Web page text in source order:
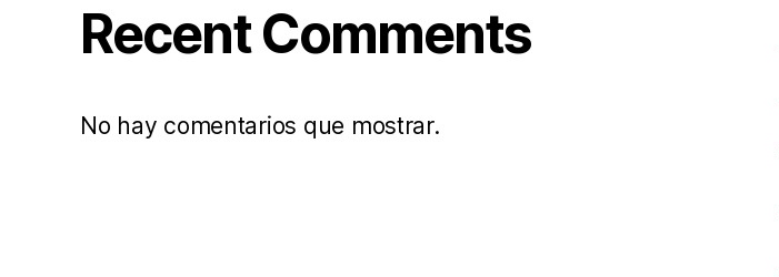
Recent Comments
No hay comentarios que mostrar.